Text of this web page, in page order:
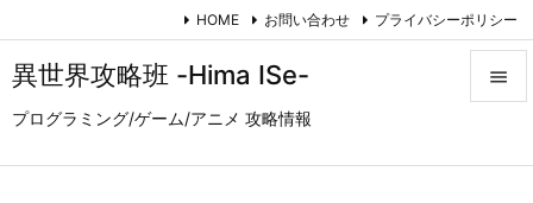
異世界攻略班 -Hima ISe-
プログラミング/ゲーム/アニメ 攻略情報

HOME お問い合わせ プライバシーポリシー